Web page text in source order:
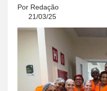
Por Redação
21/03/25